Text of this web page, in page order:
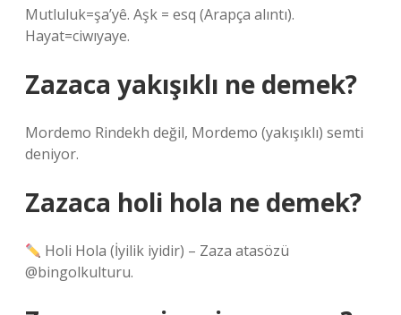
Mutluluk=şa’yê. Aşk = esq (Arapça alıntı).
Hayat=ciwıyaye.
Zazaca yakışıklı ne demek?
Mordemo Rindekh değil, Mordemo (yakışıklı) semti
deniyor.
Zazaca holi hola ne demek?
Holi Hola (İyilik iyidir) – Zaza atasözü
@bingolkulturu.